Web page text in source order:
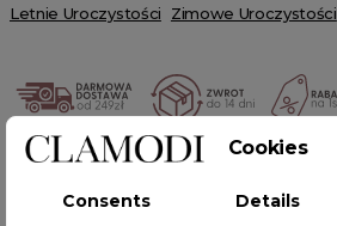
Letnie Uroczystości Zimowe Uroczystości
POWIĄZANE TAGI
Cookies
Consents Details